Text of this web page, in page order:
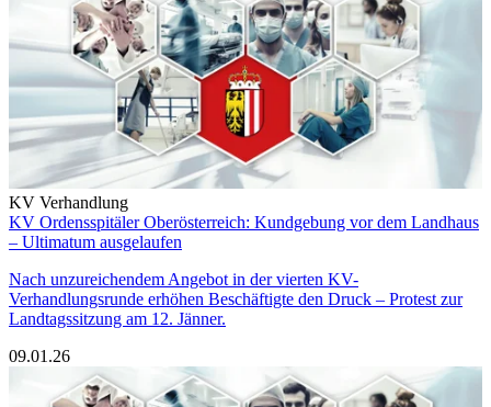
KV Verhandlung
KV Ordensspitäler Oberösterreich: Kundgebung vor dem Landhaus
– Ultimatum ausgelaufen
Nach unzureichendem Angebot in der vierten KV-
Verhandlungsrunde erhöhen Beschäftigte den Druck – Protest zur
Landtagssitzung am 12. Jänner.
09.01.26